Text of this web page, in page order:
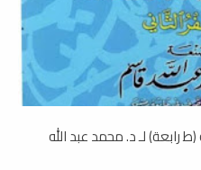
رابعة) لـ د. محمد عبد الله